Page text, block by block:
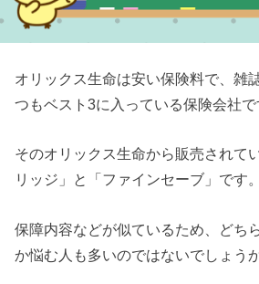
オリックス生命は安い保険料で、雑
つもベスト3に入っている保険会社で
そのオリックス生命から販売されて
リッジ」と「ファインセーブ」です。
保障内容などが似ているため、どち
か悩む人も多いのではないでしょう